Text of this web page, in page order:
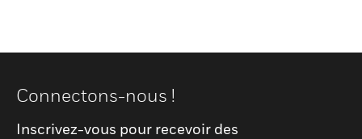
Connectons-nous !
Inscrivez-vous pour recevoir des